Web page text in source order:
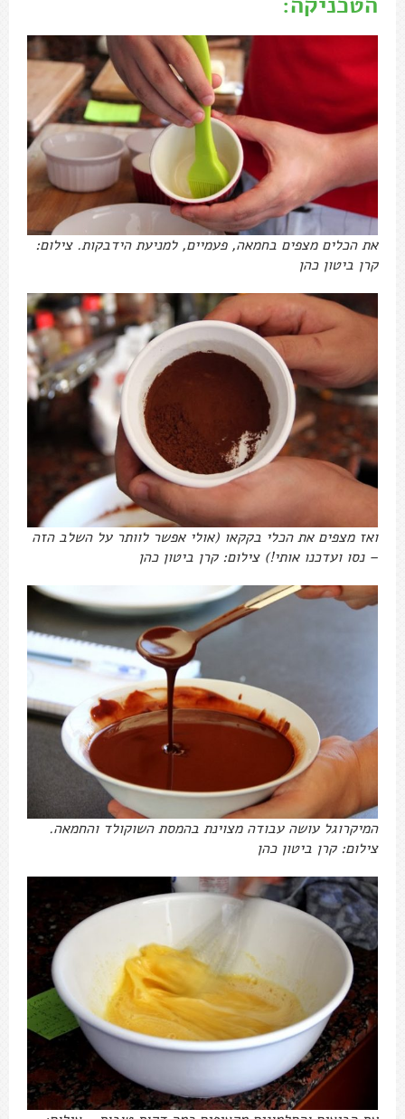
את הכלים מצפים בחמאה, פעמיים, למניעת הידבקות. צילום:
קרן ביטון כהן
ואז מצפים את הכלי בקקאו (אולי אפשר לוותר על השלב הזה
– נסו ועדכנו אותי!) צילום: קרן ביטון כהן
המיקרוגל עושה עבודה מצוינת בהמסת השוקולד והחמאה.
צילום: קרן ביטון כהן